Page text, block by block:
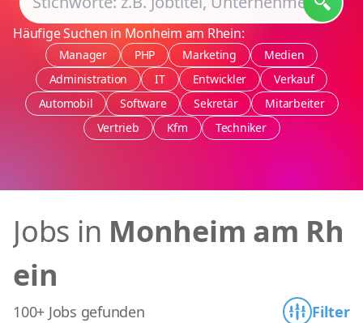
Häufige Suchen in Monheim am Rhein:
Manager PHP Marketing
Medien
Administration
IT Entwickler
Verkauf
Automobil
Software Sekretär
Mitarbeiter
Vertrieb
Kfm Techniker
Jobs in Monheim am Rh
ein
100+ Jobs gefunden Filter